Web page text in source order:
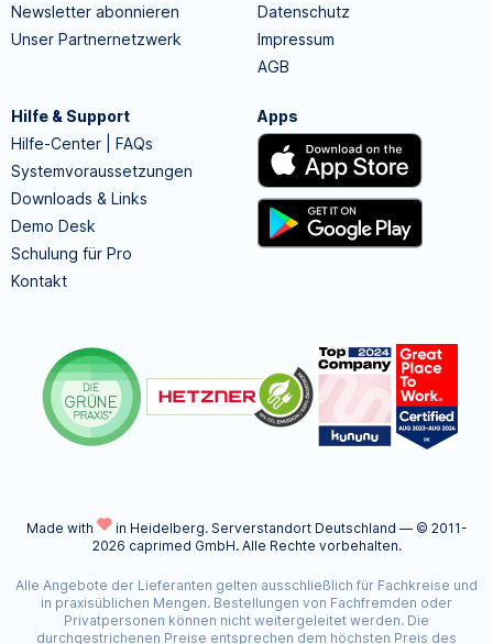
Newsletter abonnieren
Unser Partnernetzwerk
Datenschutz
Impressum
AGB
Hilfe & Support
Hilfe-Center | FAQs
Systemvoraussetzungen
Downloads & Links
Demo Desk
Schulung für Pro
Kontakt
Apps
Made with in Heidelberg. Serverstandort Deutschland — © 2011-
2026 caprimed GmbH. Alle Rechte vorbehalten.
Alle Angebote der Lieferanten gelten ausschließlich für Fachkreise und
in praxisüblichen Mengen. Bestellungen von Fachfremden oder
Privatpersonen können nicht weitergeleitet werden. Die
durchgestrichenen Preise entsprechen dem höchsten Preis des